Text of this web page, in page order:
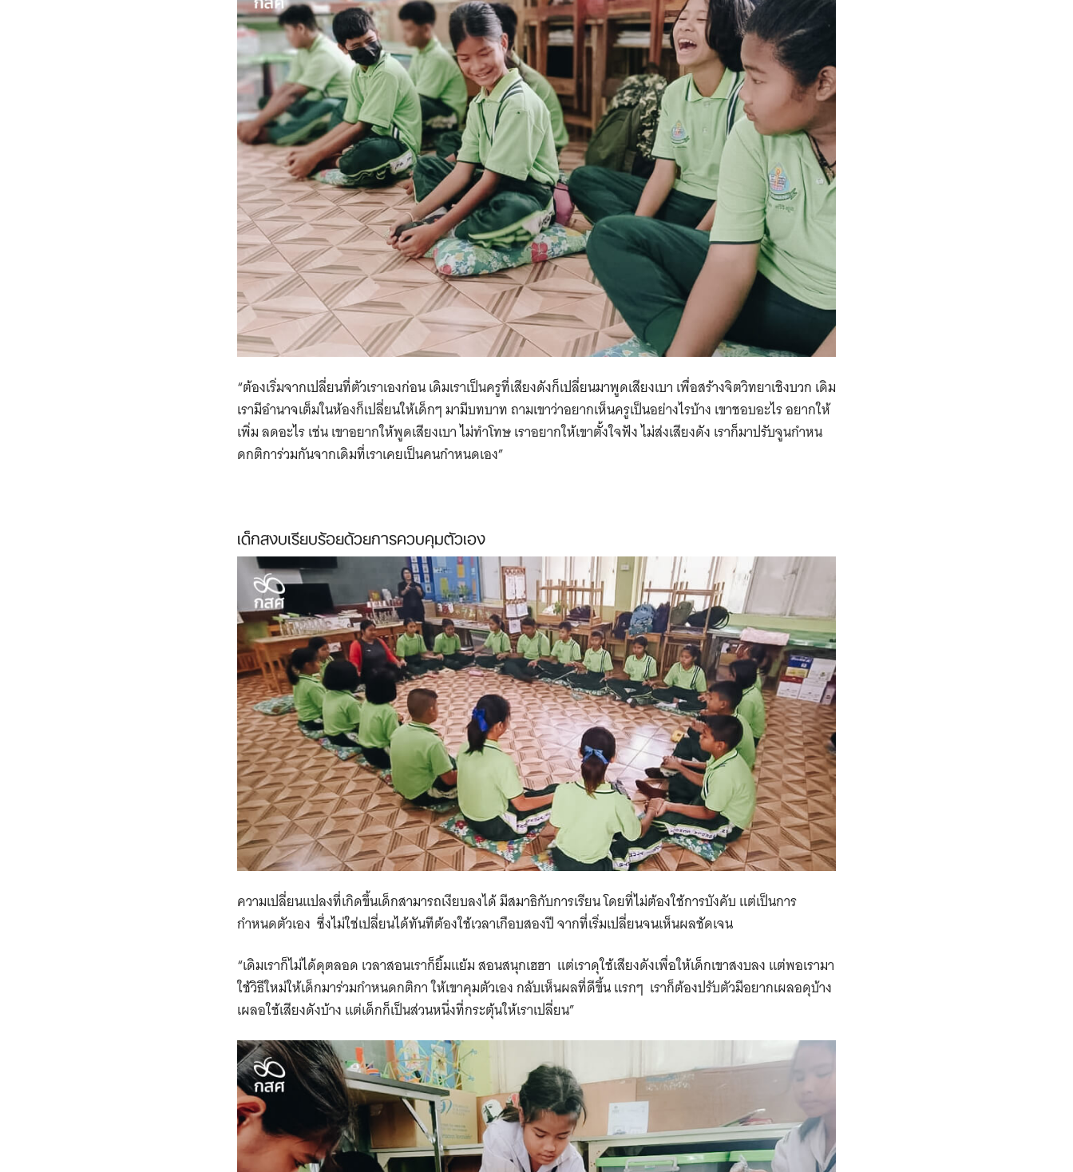
Search
for:
“ต้องเริ่มจากเปลี่ยนที่ตัวเราเองก่อน เดิมเราเป็นครูที่เสียงดังก็เปลี่ยนมาพูดเสียงเบา เพื่อสร้างจิตวิทยาเชิงบวก ​เดิม
เรามีอำนาจเต็มในห้องก็เปลี่ยนให้เด็กๆ มามีบทบาท ถามเขาว่าอยากเห็นครูเป็นอย่างไรบ้าง เขาชอบอะไร อยากให้
เพิ่ม ลดอะไร เช่น เขาอยากให้พูดเสียงเบา ไม่ทำโทษ เราอยากให้เขาตั้งใจฟัง ไม่ส่งเสียงดัง เราก็มาปรับจูนกำหน
ดกติการ่วมกันจากเดิมที่เราเคยเป็นคนกำหนดเอง”
เด็กสงบเรียบร้อยด้วยการควบคุมตัวเอง
ความเปลี่ยนแปลงที่เกิดขึ้นเด็กสามารถเงียบลงได้ มีสมาธิกับการเรียน โดยที่ไม่ต้องใช้การบังคับ แต่เป็นการ
กำหนดตัวเอง ​ ซึ่งไม่ใช่เปลี่ยนได้ทันทีต้องใช้เวลาเกือบสองปี จากที่เริ่มเปลี่ยนจนเห็นผลชัดเจน
“เดิมเราก็ไม่ได้ดุตลอด เวลาสอนเราก็ยิ้มแย้ม สอนสนุกเฮฮา แต่เราดุใช้เสียงดังเพื่อให้เด็กเขาสงบลง แต่พอเรามา
ใช้วิธีใหม่ให้เด็กมาร่วมกำหนดกติกา ให้เขาคุมตัวเอง กลับเห็นผลที่ดีขึ้น แรกๆ เราก็ต้องปรับตัวมีอยากเผลอดุบ้าง
เผลอใช้เสียงดังบ้าง ​แต่เด็กก็เป็นส่วนหนึ่งที่กระตุ้นให้เราเปลี่ยน”